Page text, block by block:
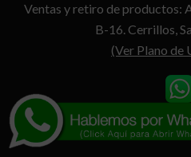
Ventas y retiro de productos:
B-16. Cerrillos,
(Ver Plano de